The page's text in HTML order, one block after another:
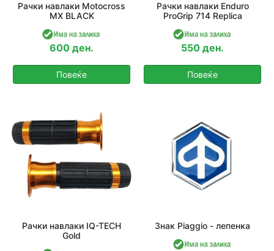
Рачки навлаки Motocross
MX BLACK
600 ден.
Повеќе
Рачки навлаки Enduro
ProGrip 714 Replica
550 ден.
Повеќе
Рачки навлаки IQ-TECH
Gold
Знак Piaggio - лепенка